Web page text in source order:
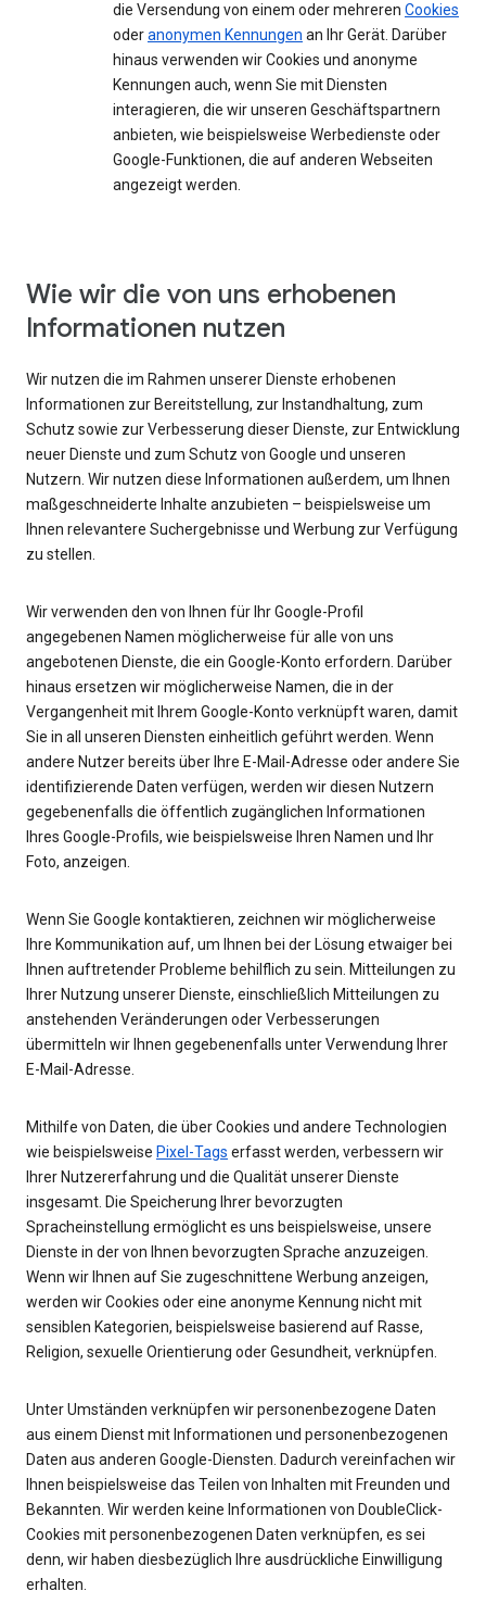
die Versendung von einem oder mehreren Cookies
oderanonymen Kennungen an Ihr Gerät. Darüber
hinaus verwenden wir Cookies und anonyme
Kennungen auch, wenn Sie mit Diensten
interagieren, die wir unseren Geschäftspartnern
anbieten, wie beispielsweise Werbedienste oder
Google-Funktionen, die auf anderen Webseiten
angezeigt werden.
Wie wir die von uns erhobenen
Informationen nutzen
Wir nutzen die im Rahmen unserer Dienste erhobenen
Informationen zur Bereitstellung, zur Instandhaltung, zum
Schutz sowie zur Verbesserung dieser Dienste, zur Entwicklung
neuer Dienste und zum Schutz von Google und unseren
Nutzern. Wir nutzen diese Informationen außerdem, um Ihnen
maßgeschneiderte Inhalte anzubieten – beispielsweise um
Ihnen relevantere Suchergebnisse und Werbung zur Verfügung
zu stellen.
Wir verwenden den von Ihnen für Ihr Google-Profil
angegebenen Namen möglicherweise für alle von uns
angebotenen Dienste, die ein Google-Konto erfordern. Darüber
hinaus ersetzen wir möglicherweise Namen, die in der
Vergangenheit mit Ihrem Google-Konto verknüpft waren, damit
Sie in all unseren Diensten einheitlich geführt werden. Wenn
andere Nutzer bereits über Ihre E-Mail-Adresse oder andere Sie
identifizierende Daten verfügen, werden wir diesen Nutzern
gegebenenfalls die öffentlich zugänglichen Informationen
Ihres Google-Profils, wie beispielsweise Ihren Namen und Ihr
Foto, anzeigen.
Wenn Sie Google kontaktieren, zeichnen wir möglicherweise
Ihre Kommunikation auf, um Ihnen bei der Lösung etwaiger bei
Ihnen auftretender Probleme behilflich zu sein. Mitteilungen zu
Ihrer Nutzung unserer Dienste, einschließlich Mitteilungen zu
anstehenden Veränderungen oder Verbesserungen
übermitteln wir Ihnen gegebenenfalls unter Verwendung Ihrer
E-Mail-Adresse.
Mithilfe von Daten, die über Cookies und andere Technologien
wie beispielsweise Pixel-Tags erfasst werden, verbessern wir
Ihrer Nutzererfahrung und die Qualität unserer Dienste
insgesamt. Die Speicherung Ihrer bevorzugten
Spracheinstellung ermöglicht es uns beispielsweise, unsere
Dienste in der von Ihnen bevorzugten Sprache anzuzeigen.
Wenn wir Ihnen auf Sie zugeschnittene Werbung anzeigen,
werden wir Cookies oder eine anonyme Kennung nicht mit
sensiblen Kategorien, beispielsweise basierend auf Rasse,
Religion, sexuelle Orientierung oder Gesundheit, verknüpfen.
Unter Umständen verknüpfen wir personenbezogene Daten
aus einem Dienst mit Informationen und personenbezogenen
Daten aus anderen Google-Diensten. Dadurch vereinfachen wir
Ihnen beispielsweise das Teilen von Inhalten mit Freunden und
Bekannten. Wir werden keine Informationen von DoubleClick-
Cookies mit personenbezogenen Daten verknüpfen, es sei
denn, wir haben diesbezüglich Ihre ausdrückliche Einwilligung
erhalten.